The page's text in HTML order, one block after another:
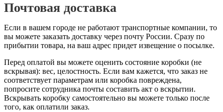
Почтовая доставка
Если в вашем городе не работают транспортные компании, то
вы можете заказать доставку через почту России. Сразу по
прибытии товара, на ваш адрес придет извещение о посылке.
Перед оплатой вы можете оценить состояние коробки (не
вскрывая): вес, целостность. Если вам кажется, что заказ не
соответствует параметрам или коробка повреждена,
попросите сотрудника почты составить акт о вскрытии.
Вскрывать коробку самостоятельно вы можете только после
того, как оплатили заказ.